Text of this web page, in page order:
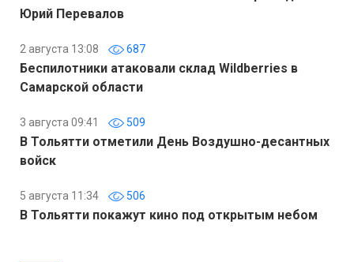
Юрий Перевалов
2 августа 13:08 687
Беспилотники атаковали склад Wildberries в
Самарской области
3 августа 09:41 509
В Тольятти отметили День Воздушно-десантных
войск
5 августа 11:34 506
В Тольятти покажут кино под открытым небом